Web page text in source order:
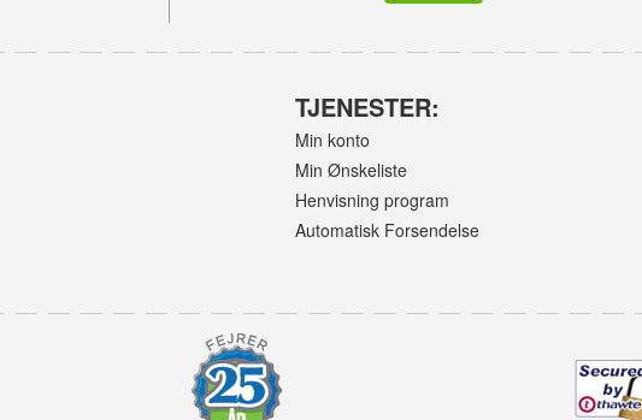
TJENESTER:
Min konto
Min Ønskeliste
Henvisning program
Automatisk Forsendelse